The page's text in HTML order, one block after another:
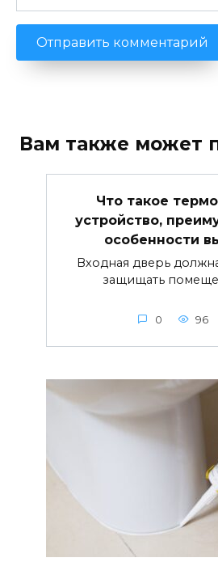
Вам также может
Что такое
устройство,
особенности
Входная дверь
защищать
0 96